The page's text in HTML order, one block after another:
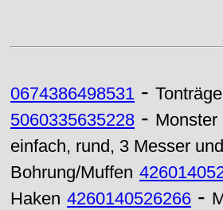
0674386498531 -
5060335635228 - Monster
einfach, rund, 3 Messer
Bohrung/Muffen
Haken 4260140526266 -